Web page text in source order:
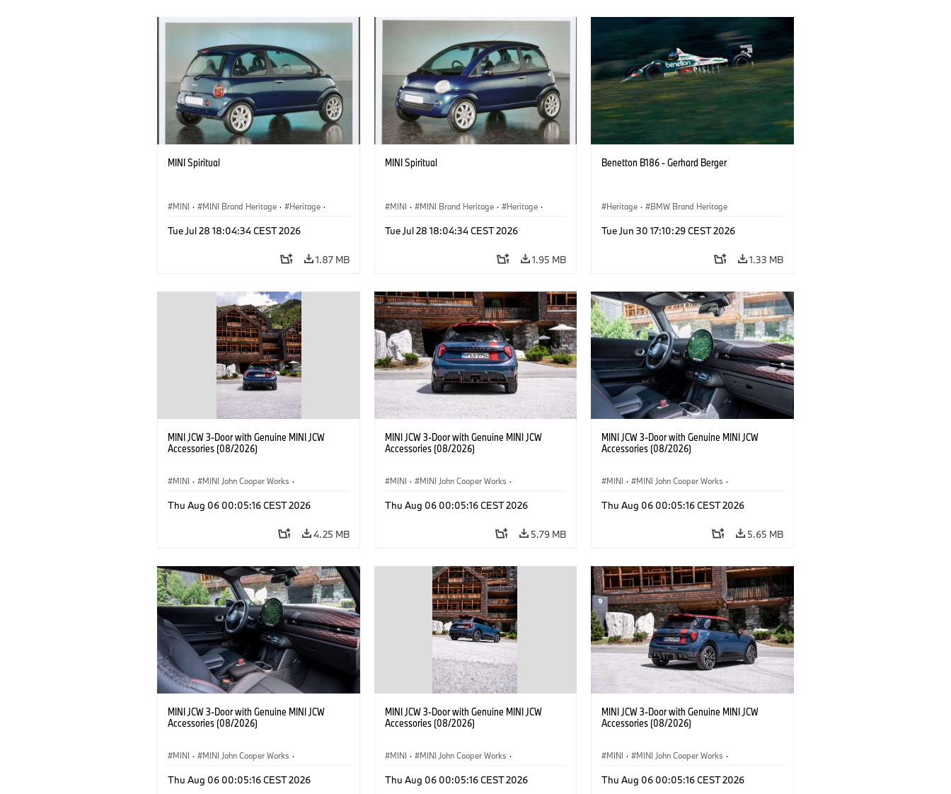
MINI Spiritual
MINI · MINI Brand Heritage · Heritage ·
Tue Jul 28 18:04:34 CEST 2026
1.87 MB
MINI Spiritual
MINI · MINI Brand Heritage · Heritage ·
Tue Jul 28 18:04:34 CEST 2026
1.95 MB
Benetton B186 - Gerhard Berger
Heritage · BMW Brand Heritage
Tue Jun 30 17:10:29 CEST 2026
1.33 MB
MINI JCW 3-Door with Genuine MINI JCW
Accessories (08/2026)
MINI · MINI John Cooper Works ·
Optional Extras, Accessories
Thu Aug 06 00:05:16 CEST 2026
4.25 MB
MINI JCW 3-Door with Genuine MINI JCW
Accessories (08/2026)
MINI · MINI John Cooper Works ·
Optional Extras, Accessories
Thu Aug 06 00:05:16 CEST 2026
5.79 MB
MINI JCW 3-Door with Genuine MINI JCW
Accessories (08/2026)
MINI · MINI John Cooper Works ·
Optional Extras, Accessories
Thu Aug 06 00:05:16 CEST 2026
5.65 MB
MINI JCW 3-Door with Genuine MINI JCW
Accessories (08/2026)
MINI · MINI John Cooper Works ·
Optional Extras, Accessories
Thu Aug 06 00:05:16 CEST 2026
MINI JCW 3-Door with Genuine MINI JCW
Accessories (08/2026)
MINI · MINI John Cooper Works ·
Optional Extras, Accessories
Thu Aug 06 00:05:16 CEST 2026
MINI JCW 3-Door with Genuine MINI JCW
Accessories (08/2026)
MINI · MINI John Cooper Works ·
Optional Extras, Accessories
Thu Aug 06 00:05:16 CEST 2026